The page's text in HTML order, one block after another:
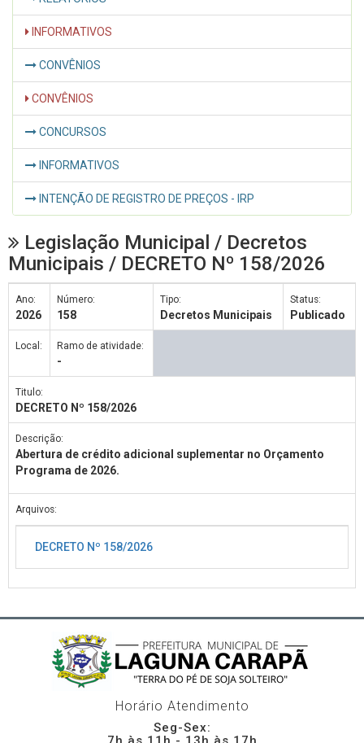
INFORMATIVOS
CONVÊNIOS
CONVÊNIOS
CONCURSOS
INFORMATIVOS
INTENÇÃO DE REGISTRO DE PREÇOS - IRP
Legislação Municipal / Decretos
Municipais / DECRETO Nº 158/2026
Ano:
2026
Número:
158
Tipo:
Decretos Municipais
Status:
Publicado
Local: Ramo de atividade:
-
Titulo:
DECRETO Nº 158/2026
Descrição:
Abertura de crédito adicional suplementar no Orçamento
Programa de 2026.
Arquivos:
DECRETO Nº 158/2026
Horário Atendimento
Seg-Sex: